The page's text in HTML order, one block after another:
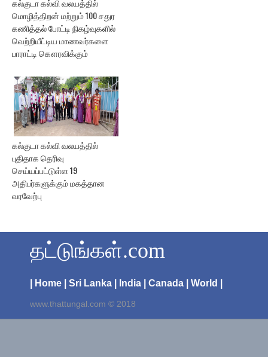
கல்குடா கல்வி வலயத்தில்
மொழித்திறன் மற்றும் 100 சதுர
கணித்தல் போட்டி நிகழ்வுகளில்
வெற்றியீட்டிய மாணவர்களை
பாராட்டி கௌரவிக்கும்
கல்குடா கல்வி வலயத்தில்
புதிதாக தெரிவு
செய்யப்பட்டுள்ள 19
அதிபர்களுக்கும் மகத்தான
வரவேற்பு
தட்டுங்கள்.com
| Home | Sri Lanka | India | Canada | World |
www.thattungal.com © 2018